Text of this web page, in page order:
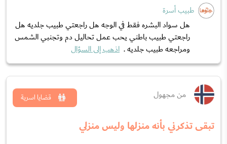
طبيب أسرة
هل سواد البشره فقط في الوجه هل راجعتي طبيب جلديه هل
راجعتي طبيب باطني يحب عمل تحاليل دم وتجنبي الشمس
ومراجعه طبيب جلديه . اذهب إلى السؤال
من مجهول
تبقى تذكرني بأنه منزلها وليس منزلي
قضايا اسرية